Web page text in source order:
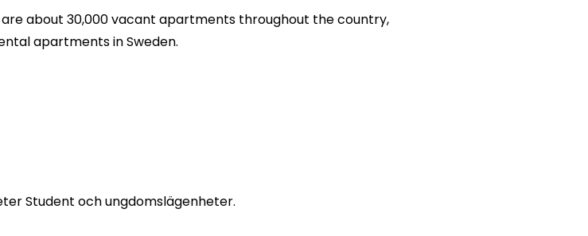
about 30,000 vacant apartments throughout the country,
apartments in Sweden.
Student och ungdomslägenheter.